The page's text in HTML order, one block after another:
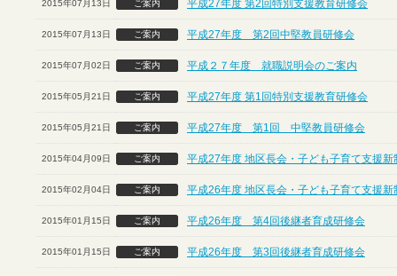
2015年07月13日 ご案内 平成27年度 第2回特別支援教育研修会
2015年07月13日 ご案内 平成27年度 第2回中堅教員研修会
2015年07月02日 ご案内 平成２７年度 就職説明会のご案内
2015年05月21日 ご案内 平成27年度 第1回特別支援教育研修会
2015年05月21日 ご案内 平成27年度 第1回 中堅教員研修会
2015年04月09日 ご案内 平成27年度 地区長会・子ども子育て支援
2015年02月04日 ご案内 平成26年度 地区長会・子ども子育て支援
2015年01月15日 ご案内 平成26年度 第4回後継者育成研修会
2015年01月15日 ご案内 平成26年度 第3回後継者育成研修会